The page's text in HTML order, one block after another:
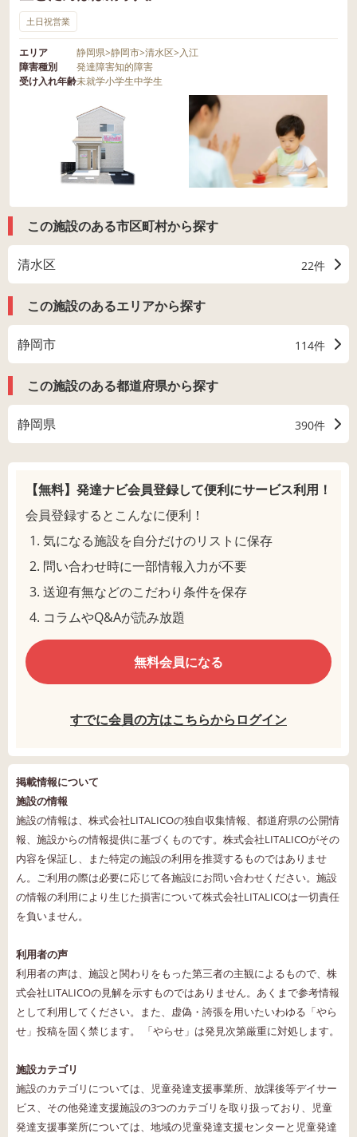
土日祝営業
エリア 静岡県>静岡市>清水区>入江
障害種別
発達障害知的障害
受け入れ年齢未就学小学生中学生
この施設のある市区町村から探す
清水区 22件
この施設のあるエリアから探す
静岡市 114件
この施設のある都道府県から探す
静岡県 390件
【無料】発達ナビ会員登録して便利にサービス利用！
会員登録するとこんなに便利！
気になる施設を自分だけのリストに保存
問い合わせ時に一部情報入力が不要
送迎有無などのこだわり条件を保存
コラムやQ&Aが読み放題
無料会員になる
すでに会員の方はこちらからログイン
掲載情報について
施設の情報
施設の情報は、株式会社LITALICOの独自収集情報、都道府県の公開情
報、施設からの情報提供に基づくものです。株式会社LITALICOがその
内容を保証し、また特定の施設の利用を推奨するものではありませ
ん。ご利用の際は必要に応じて各施設にお問い合わせください。施設
の情報の利用により生じた損害について株式会社LITALICOは一切責任
を負いません。
利用者の声
利用者の声は、施設と関わりをもった第三者の主観によるもので、株
式会社LITALICOの見解を示すものではありません。あくまで参考情報
として利用してください。また、虚偽・誇張を用いたいわゆる「やら
せ」投稿を固く禁じます。 「やらせ」は発見次第厳重に対処します。
施設カテゴリ
施設のカテゴリについては、児童発達支援事業所、放課後等デイサー
ビス、その他発達支援施設の3つのカテゴリを取り扱っており、児童
発達支援事業所については、地域の児童発達支援センターと児童発達